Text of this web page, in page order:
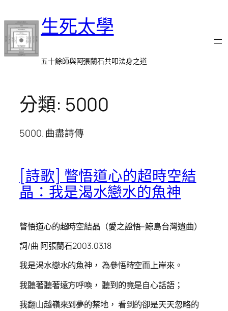
至
主
要
內
生死太學
五十餘師與阿張蘭石共叩法身之道
分類: 5000
5000. 曲盡詩傳
[詩歌] 瞥悟道心的超時空結
晶：我是渴水戀水的魚神
瞥悟道心的超時空結晶（愛之證悟–鯨島台灣遺曲）
詞/曲 阿張蘭石2003.03.18
我是渴水戀水的魚神， 為參悟時空而上岸來。
我聽著聽著遠方呼喚， 聽到的竟是自心話語；
我翻山越嶺來到夢的禁地， 看到的卻是天天忽略的